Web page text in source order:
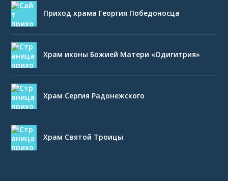
Приход храма Георгия Победоносца
Храм иконы Божией Матери «Одигитрия»
Храм Сергия Радонежского
Храм Святой Троицы